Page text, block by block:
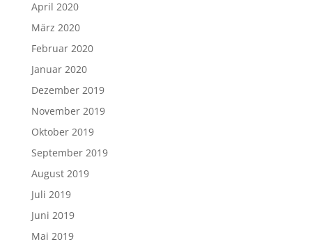
April 2020
März 2020
Februar 2020
Januar 2020
Dezember 2019
November 2019
Oktober 2019
September 2019
August 2019
Juli 2019
Juni 2019
Mai 2019